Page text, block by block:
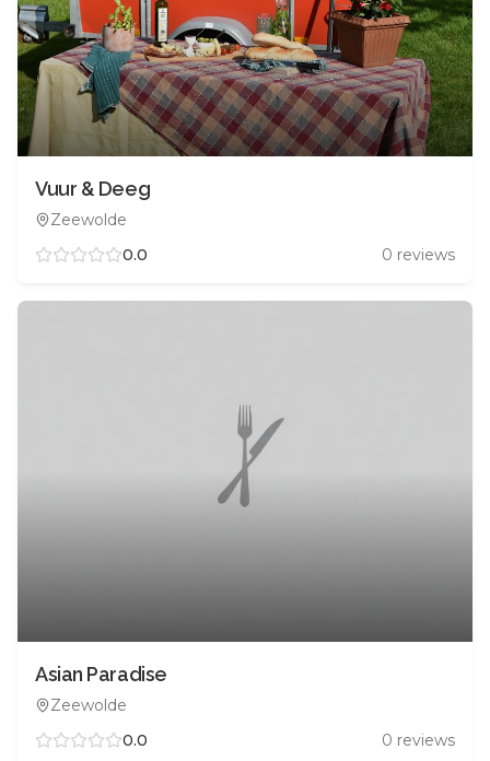
Vuur & Deeg
Zeewolde
0.0
0 reviews
Asian Paradise
Zeewolde
0.0
0 reviews